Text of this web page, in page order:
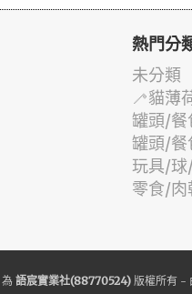
熱門分
未分類
🦯貓薄
罐頭/餐
罐頭/餐
玩具/球
零食/
為 語宸實業社(88770524) 版權所有 -